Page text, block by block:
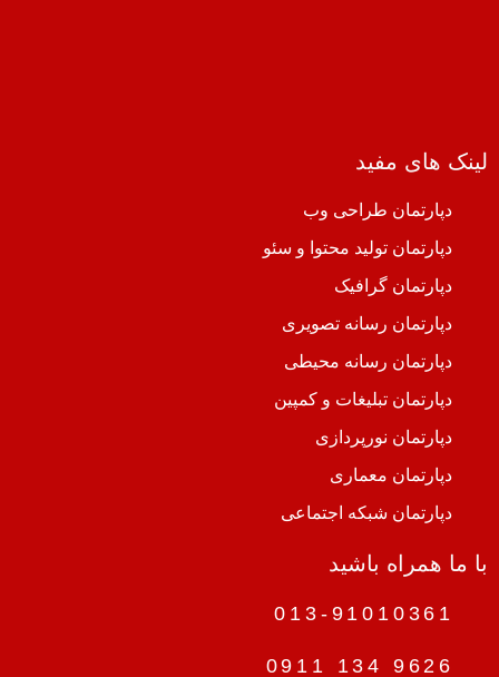
لینک های مفید
دپارتمان طراحی وب
دپارتمان تولید محتوا و سئو
دپارتمان گرافیک
دپارتمان رسانه تصویری
دپارتمان رسانه محیطی
دپارتمان تبلیغات و کمپین
دپارتمان نورپردازی
دپارتمان معماری
دپارتمان شبکه اجتماعی
با ما همراه باشید
013-91010361
9626 134 0911